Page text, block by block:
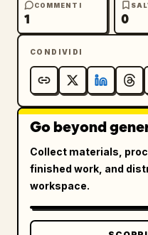
COMMENTI
1 0
CONDIVIDI
Go beyond
Collect materials,
finished work, and
workspace.